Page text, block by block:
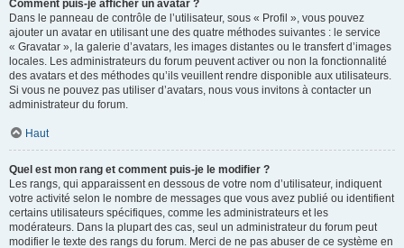
Comment puis-je afficher un avatar ?
Dans le panneau de contrôle de l’utilisateur, sous « Profil », vous pouvez
ajouter un avatar en utilisant une des quatre méthodes suivantes : le service
« Gravatar », la galerie d’avatars, les images distantes ou le transfert d’images
locales. Les administrateurs du forum peuvent activer ou non la fonctionnalité
des avatars et des méthodes qu’ils veuillent rendre disponible aux utilisateurs.
Si vous ne pouvez pas utiliser d’avatars, nous vous invitons à contacter un
administrateur du forum.
Haut
Quel est mon rang et comment puis-je le modifier ?
Les rangs, qui apparaissent en dessous de votre nom d’utilisateur, indiquent
votre activité selon le nombre de messages que vous avez publié ou identifient
certains utilisateurs spécifiques, comme les administrateurs et les
modérateurs. Dans la plupart des cas, seul un administrateur du forum peut
modifier le texte des rangs du forum. Merci de ne pas abuser de ce système en